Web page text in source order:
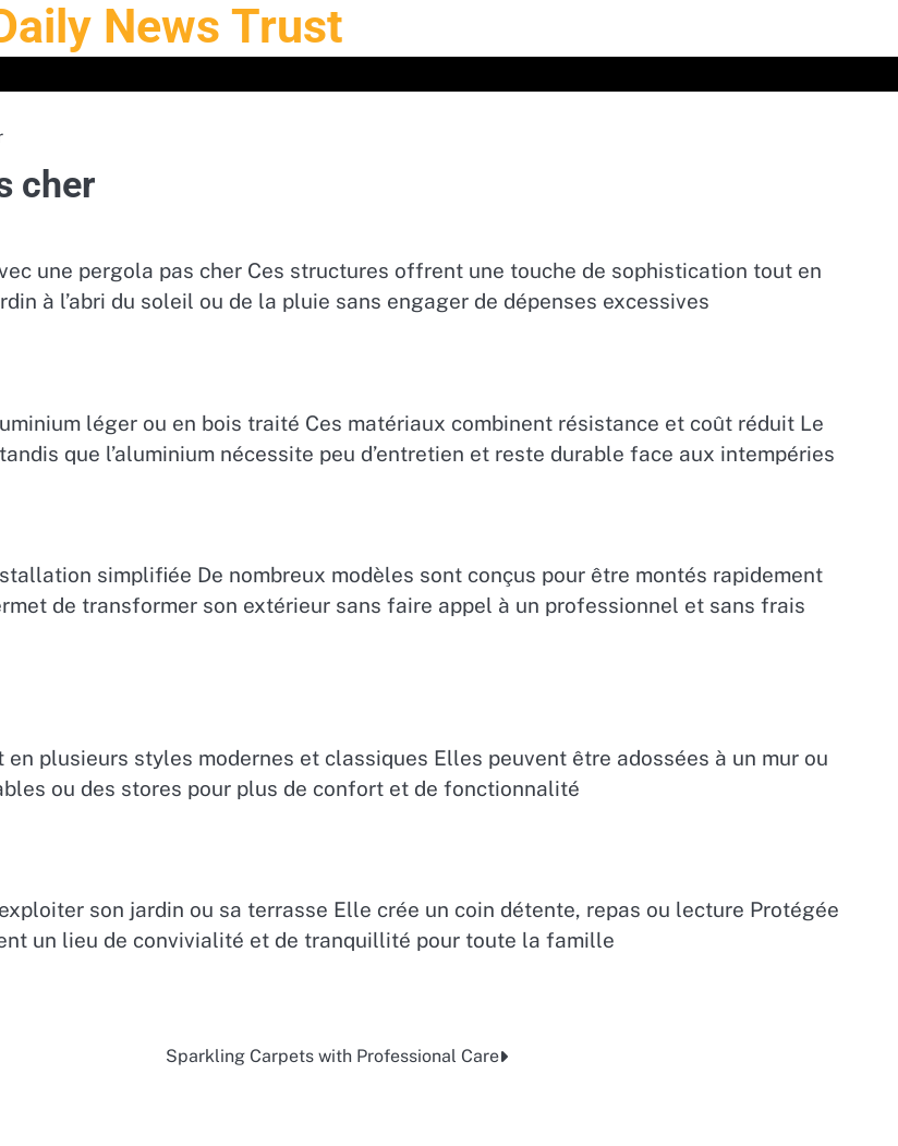
News Trust
cher
une pergola pas cher Ces structures offrent une touche de sophistication tout en
à l’abri du soleil ou de la pluie sans engager de dépenses excessives
léger ou en bois traité Ces matériaux combinent résistance et coût réduit Le
que l’aluminium nécessite peu d’entretien et reste durable face aux intempéries
simplifiée De nombreux modèles sont conçus pour être montés rapidement
de transformer son extérieur sans faire appel à un professionnel et sans frais
plusieurs styles modernes et classiques Elles peuvent être adossées à un mur ou
ou des stores pour plus de confort et de fonctionnalité
son jardin ou sa terrasse Elle crée un coin détente, repas ou lecture Protégée
un lieu de convivialité et de tranquillité pour toute la famille
Sparkling Carpets with Professional Care